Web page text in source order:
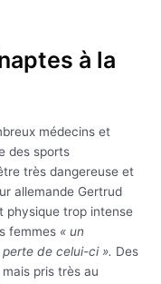
à la
médecins et
des sports
très dangereuse et
allemande Gertrud
physique trop intense
femmes « un
de celui-ci ». Des
pris très au